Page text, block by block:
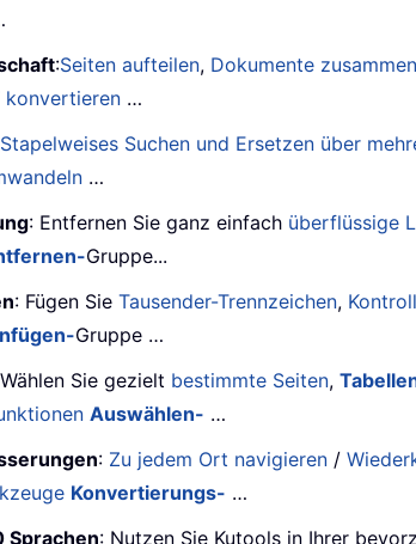
:Seiten aufteilen, Dokumente
konvertieren …
Stapelweises Suchen und Ersetzen über
…
: Entfernen Sie ganz einfach überflüssige
Gruppe...
: Fügen Sie Tausender-Trennzeichen,
Gruppe …
Sie gezielt bestimmte Seiten,
Auswählen- …
: Zu jedem Ort navigieren /
Konvertierungs- …
Sprachen: Nutzen Sie Kutools in Ihrer